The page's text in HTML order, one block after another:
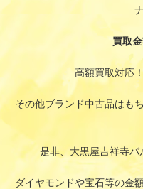
買取
高額買取対応
その他ブランド中古品はも
是非、大黒屋吉祥寺パ
ダイヤモンドや宝石等の金